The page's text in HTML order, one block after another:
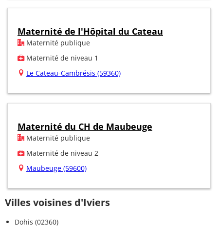
Maternité de l'Hôpital du Cateau
Maternité publique
Maternité de niveau 1
Le Cateau-Cambrésis (59360)
Maternité du CH de Maubeuge
Maternité publique
Maternité de niveau 2
Maubeuge (59600)
Villes voisines d'Iviers
Dohis (02360)